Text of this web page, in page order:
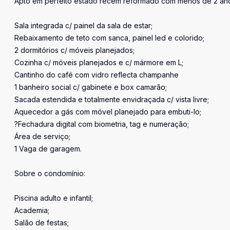
Sala integrada c/ painel da sala de estar;
Rebaixamento de teto com sanca, painel led e colorido;
2 dormitórios c/ móveis planejados;
Cozinha c/ móveis planejados e c/ mármore em L;
Cantinho do café com vidro reflecta champanhe
1 banheiro social c/ gabinete e box camarão;
Sacada estendida e totalmente envidraçada c/ vista livre;
Aquecedor a gás com móvel planejado para embuti-lo;
?Fechadura digital com biometria, tag e numeração;
Área de serviço;
1 Vaga de garagem.
Sobre o condomínio:
Piscina adulto e infantil;
Academia;
Salão de festas;